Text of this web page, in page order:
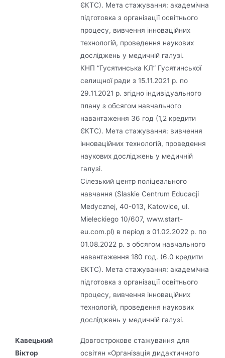
ЄКТС). Мета стажування: академічна
підготовка з організації освітнього
процесу, вивчення інноваційних
технологій, проведення наукових
досліджень у медичній галузі.
КНП “Гусятинська КЛ” Гусятинської
селищної ради з 15.11.2021 р. по
29.11.2021 р. згідно індивідуального
плану з обсягом навчального
навантаження 36 год (1,2 кредити
ЄКТС). Мета стажування: вивчення
інноваційних технологій, проведення
наукових досліджень у медичній
галузі.
Сілезький центр поліцеального
навчання (Slaskie Centrum Educacji
Medycznej, 40-013, Katowice, ul.
Mieleckiego 10/607, www.start-
eu.com.pl) в період з 01.02.2022 р. по
01.08.2022 р. з обсягом навчального
навантаження 180 год. (6.0 кредити
ЄКТС). Мета стажування: академічна
підготовка з організації освітнього
процесу, вивчення інноваційних
технологій, проведення наукових
досліджень у медичній галузі.
Кавецький
Віктор
Довгострокове стажування для
освітян «Організація дидактичного